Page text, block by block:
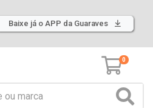
Baixe já o APP da Guaraves
0